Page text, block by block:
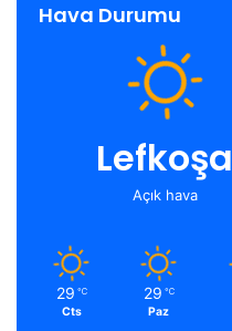
Hava Durumu
Lefkoşa
Açık hava
29 ℃
Cts
29 ℃
Paz